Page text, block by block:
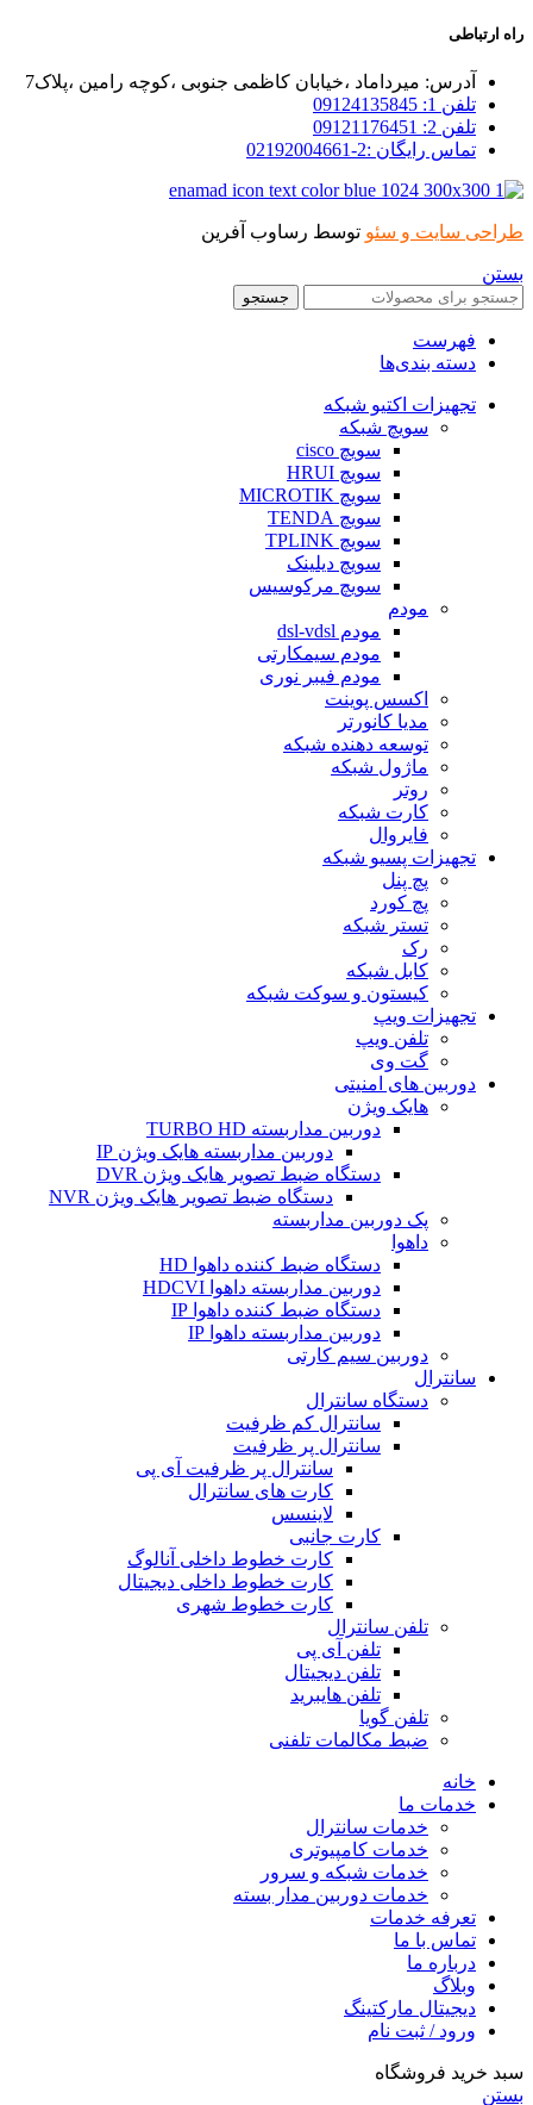
راه ارتباطی
آدرس: میرداماد ،خیابان کاظمی جنوبی ،کوچه رامین ،پلاک7
تلفن 1: 09124135845
تلفن 2: 09121176451
تماس رایگان :2-02192004661
طراحی سایت و سئو توسط رساوب آفرین
بستن
جستجو
فهرست
دسته بندی‌ها
تجهیزات اکتیو شبکه
سویچ شبکه
سویچ cisco
سویچ HRUI
سویچ MICROTIK
سویچ TENDA
سویچ TPLINK
سویچ دیلینک
سویچ مرکوسیس
مودم
مودم dsl-vdsl
مودم سیمکارتی
مودم فیبر نوری
اکسس پوینت
مدیا کانورتر
توسعه دهنده شبکه
ماژول شبکه
روتر
کارت شبکه
فایروال
تجهیزات پسیو شبکه
پچ پنل
پچ کورد
تستر شبکه
رک
کابل شبکه
کیستون و سوکت شبکه
تجهیزات ویپ
تلفن ویپ
گت وی
دوربین های امنیتی
هایک ویژن
دوربین مداربسته TURBO HD
دوربین مداربسته هایک ویژن IP
دستگاه ضبط تصویر هایک ویژن DVR
دستگاه ضبط تصویر هایک ویژن NVR
پک دوربین مداربسته
داهوا
دستگاه ضبط کننده داهوا HD
دوربین مداربسته داهوا HDCVI
دستگاه ضبط کننده داهوا IP
دوربین مداربسته داهوا IP
دوربین سیم کارتی
سانترال
دستگاه سانترال
سانترال کم ظرفیت
سانترال پر ظرفیت
سانترال پر ظرفیت آی پی
کارت های سانترال
لاینسس
کارت جانبی
کارت خطوط داخلی آنالوگ
کارت خطوط داخلی دیجیتال
کارت خطوط شهری
تلفن سانترال
تلفن آی پی
تلفن دیجیتال
تلفن هایبرید
تلفن گویا
ضبط مکالمات تلفنی
خانه
خدمات ما
خدمات سانترال
خدمات کامپیوتری
خدمات شبکه و سرور
خدمات دوربین مدار بسته
تعرفه خدمات
تماس با ما
درباره ما
وبلاگ
دیجیتال مارکتینگ
ورود / ثبت نام
سبد خرید فروشگاه
بستن